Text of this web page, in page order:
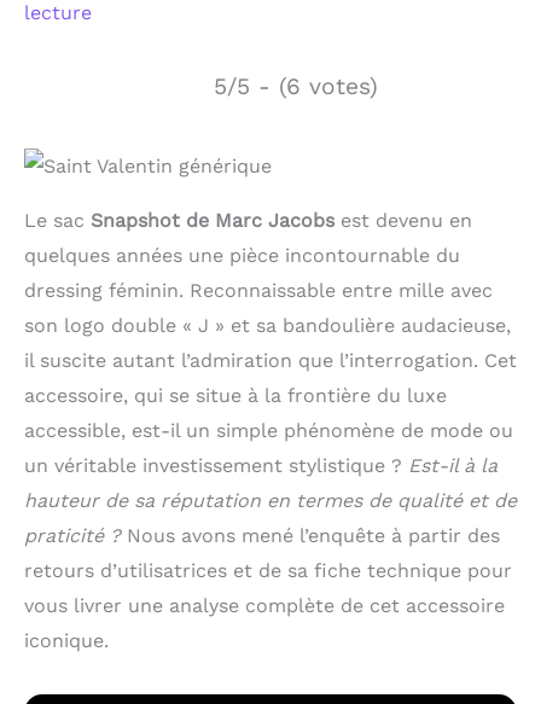
lecture
5/5 - (6 votes)
Le sac Snapshot de Marc Jacobs est devenu en
quelques années une pièce incontournable du
dressing féminin. Reconnaissable entre mille avec
son logo double « J » et sa bandoulière audacieuse,
il suscite autant l’admiration que l’interrogation. Cet
accessoire, qui se situe à la frontière du luxe
accessible, est-il un simple phénomène de mode ou
un véritable investissement stylistique ? Est-il à la
hauteur de sa réputation en termes de qualité et de
praticité ?Nous avons mené l’enquête à partir des
retours d’utilisatrices et de sa fiche technique pour
vous livrer une analyse complète de cet accessoire
iconique.